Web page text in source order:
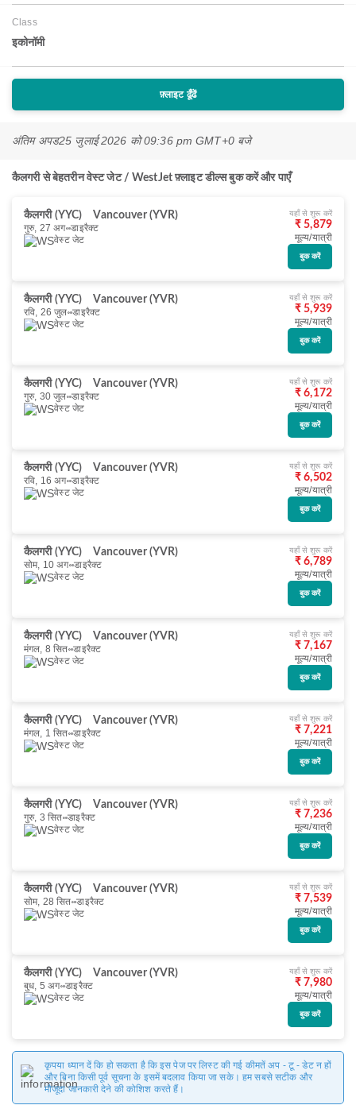
Class
इकोनॉमी
फ़्लाइट ढूँढें
अंतिम अपड25 जुलाई 2026 को 09:36 pm GMT+0 बजे
कैलगरी से बेहतरीन वेस्ट जेट / WestJet फ़्लाइट डील्स बुक करें और पाएँ
कैलगरी (YYC)
Vancouver (YVR)
गुरु, 27 अग॰ डाइरैक्ट
वेस्ट जेट
यहाँ से शुरू करें
₹ 5,879
मूल्य/यात्री
बुक करें
कैलगरी (YYC)
Vancouver (YVR)
रवि, 26 जुल॰ डाइरैक्ट
वेस्ट जेट
यहाँ से शुरू करें
₹ 5,939
मूल्य/यात्री
बुक करें
कैलगरी (YYC)
Vancouver (YVR)
गुरु, 30 जुल॰ डाइरैक्ट
वेस्ट जेट
यहाँ से शुरू करें
₹ 6,172
मूल्य/यात्री
बुक करें
कैलगरी (YYC)
Vancouver (YVR)
रवि, 16 अग॰ डाइरैक्ट
वेस्ट जेट
यहाँ से शुरू करें
₹ 6,502
मूल्य/यात्री
बुक करें
कैलगरी (YYC)
Vancouver (YVR)
सोम, 10 अग॰ डाइरैक्ट
वेस्ट जेट
यहाँ से शुरू करें
₹ 6,789
मूल्य/यात्री
बुक करें
कैलगरी (YYC)
Vancouver (YVR)
मंगल, 8 सित॰ डाइरैक्ट
वेस्ट जेट
यहाँ से शुरू करें
₹ 7,167
मूल्य/यात्री
बुक करें
कैलगरी (YYC)
Vancouver (YVR)
मंगल, 1 सित॰ डाइरैक्ट
वेस्ट जेट
यहाँ से शुरू करें
₹ 7,221
मूल्य/यात्री
बुक करें
कैलगरी (YYC)
Vancouver (YVR)
गुरु, 3 सित॰ डाइरैक्ट
वेस्ट जेट
यहाँ से शुरू करें
₹ 7,236
मूल्य/यात्री
बुक करें
कैलगरी (YYC)
Vancouver (YVR)
सोम, 28 सित॰ डाइरैक्ट
वेस्ट जेट
यहाँ से शुरू करें
₹ 7,539
मूल्य/यात्री
बुक करें
कैलगरी (YYC)
Vancouver (YVR)
बुध, 5 अग॰ डाइरैक्ट
वेस्ट जेट
यहाँ से शुरू करें
₹ 7,980
मूल्य/यात्री
बुक करें
कृपया ध्यान दें कि हो सकता है कि इस पेज पर लिस्ट की गई कीमतें अप - टू - डेट न हों
और बिना किसी पूर्व सूचना के इसमें बदलाव किया जा सके। हम सबसे सटीक और
मौजूदा जानकारी देने की कोशिश करते हैं।